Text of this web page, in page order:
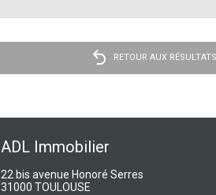
RETOUR AUX RÉSULTATS
ADL Immobilier
22 bis avenue Honoré Serres
31000 TOULOUSE